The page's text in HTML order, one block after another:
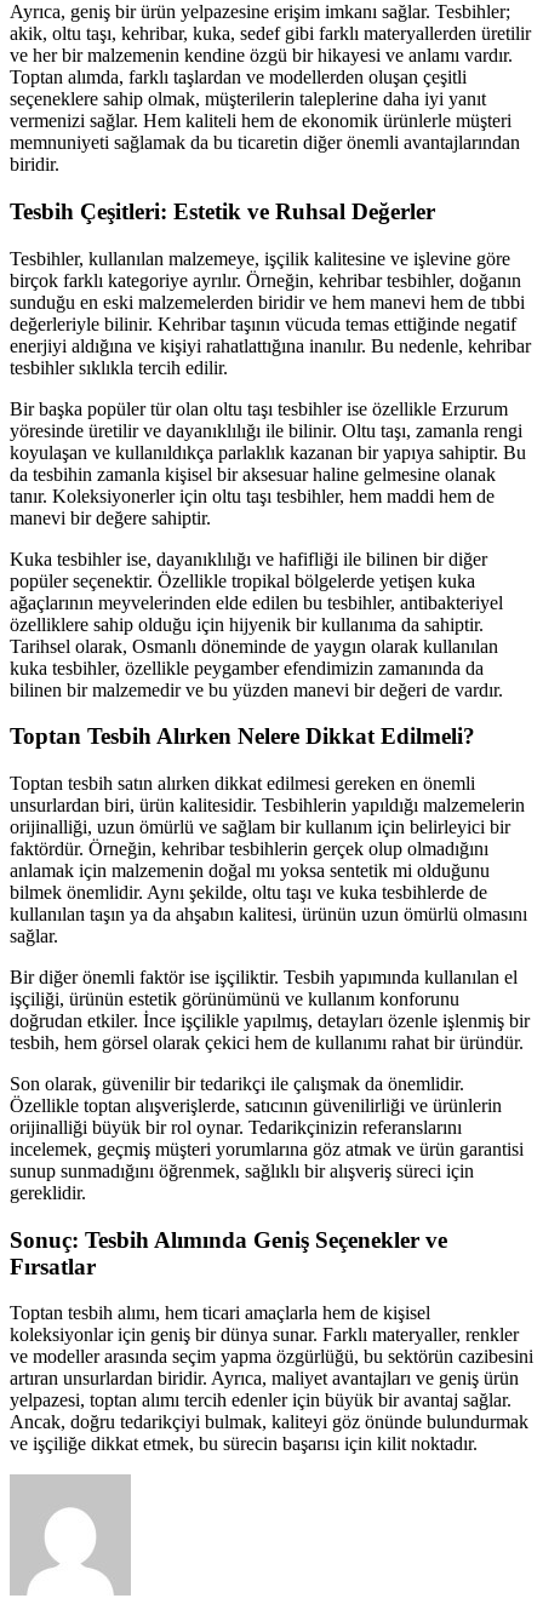
Ayrıca, geniş bir ürün yelpazesine erişim imkanı sağlar. Tesbihler;
akik, oltu taşı, kehribar, kuka, sedef gibi farklı materyallerden üretilir
ve her bir malzemenin kendine özgü bir hikayesi ve anlamı vardır.
Toptan alımda, farklı taşlardan ve modellerden oluşan çeşitli
seçeneklere sahip olmak, müşterilerin taleplerine daha iyi yanıt
vermenizi sağlar. Hem kaliteli hem de ekonomik ürünlerle müşteri
memnuniyeti sağlamak da bu ticaretin diğer önemli avantajlarından
biridir.
Tesbih Çeşitleri: Estetik ve Ruhsal Değerler
Tesbihler, kullanılan malzemeye, işçilik kalitesine ve işlevine göre
birçok farklı kategoriye ayrılır. Örneğin, kehribar tesbihler, doğanın
sunduğu en eski malzemelerden biridir ve hem manevi hem de tıbbi
değerleriyle bilinir. Kehribar taşının vücuda temas ettiğinde negatif
enerjiyi aldığına ve kişiyi rahatlattığına inanılır. Bu nedenle, kehribar
tesbihler sıklıkla tercih edilir.
Bir başka popüler tür olan oltu taşı tesbihler ise özellikle Erzurum
yöresinde üretilir ve dayanıklılığı ile bilinir. Oltu taşı, zamanla rengi
koyulaşan ve kullanıldıkça parlaklık kazanan bir yapıya sahiptir. Bu
da tesbihin zamanla kişisel bir aksesuar haline gelmesine olanak
tanır. Koleksiyonerler için oltu taşı tesbihler, hem maddi hem de
manevi bir değere sahiptir.
Kuka tesbihler ise, dayanıklılığı ve hafifliği ile bilinen bir diğer
popüler seçenektir. Özellikle tropikal bölgelerde yetişen kuka
ağaçlarının meyvelerinden elde edilen bu tesbihler, antibakteriyel
özelliklere sahip olduğu için hijyenik bir kullanıma da sahiptir.
Tarihsel olarak, Osmanlı döneminde de yaygın olarak kullanılan
kuka tesbihler, özellikle peygamber efendimizin zamanında da
bilinen bir malzemedir ve bu yüzden manevi bir değeri de vardır.
Toptan Tesbih Alırken Nelere Dikkat Edilmeli?
Toptan tesbih satın alırken dikkat edilmesi gereken en önemli
unsurlardan biri, ürün kalitesidir. Tesbihlerin yapıldığı malzemelerin
orijinalliği, uzun ömürlü ve sağlam bir kullanım için belirleyici bir
faktördür. Örneğin, kehribar tesbihlerin gerçek olup olmadığını
anlamak için malzemenin doğal mı yoksa sentetik mi olduğunu
bilmek önemlidir. Aynı şekilde, oltu taşı ve kuka tesbihlerde de
kullanılan taşın ya da ahşabın kalitesi, ürünün uzun ömürlü olmasını
sağlar.
Bir diğer önemli faktör ise işçiliktir. Tesbih yapımında kullanılan el
işçiliği, ürünün estetik görünümünü ve kullanım konforunu
doğrudan etkiler. İnce işçilikle yapılmış, detayları özenle işlenmiş bir
tesbih, hem görsel olarak çekici hem de kullanımı rahat bir üründür.
Son olarak, güvenilir bir tedarikçi ile çalışmak da önemlidir.
Özellikle toptan alışverişlerde, satıcının güvenilirliği ve ürünlerin
orijinalliği büyük bir rol oynar. Tedarikçinizin referanslarını
incelemek, geçmiş müşteri yorumlarına göz atmak ve ürün garantisi
sunup sunmadığını öğrenmek, sağlıklı bir alışveriş süreci için
gereklidir.
Sonuç: Tesbih Alımında Geniş Seçenekler ve
Fırsatlar
Toptan tesbih alımı, hem ticari amaçlarla hem de kişisel
koleksiyonlar için geniş bir dünya sunar. Farklı materyaller, renkler
ve modeller arasında seçim yapma özgürlüğü, bu sektörün cazibesini
artıran unsurlardan biridir. Ayrıca, maliyet avantajları ve geniş ürün
yelpazesi, toptan alımı tercih edenler için büyük bir avantaj sağlar.
Ancak, doğru tedarikçiyi bulmak, kaliteyi göz önünde bulundurmak
ve işçiliğe dikkat etmek, bu sürecin başarısı için kilit noktadır.